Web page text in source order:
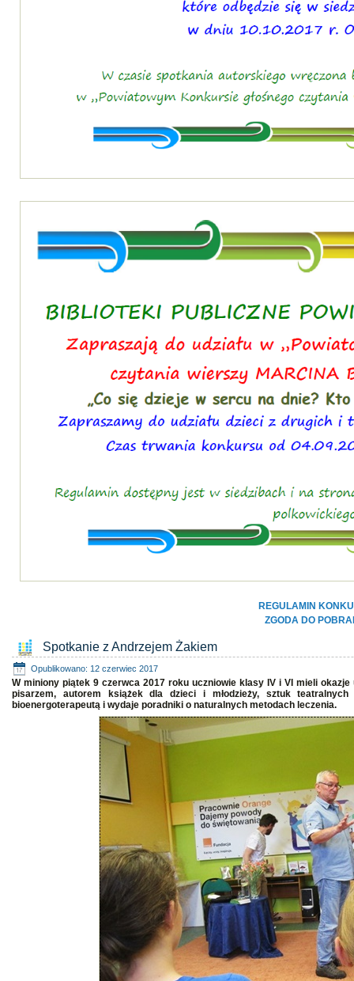
REGULAMIN
ZGODA DO
Spotkanie z Andrzejem Żakiem
Opublikowano: 12 czerwiec 2017
W miniony piątek 9 czerwca 2017 roku uczniowie klasy IV i VI mieli
pisarzem, autorem książek dla dzieci i młodzieży, sztuk
bioenergoterapeutą i wydaje poradniki o naturalnych metodach leczenia.